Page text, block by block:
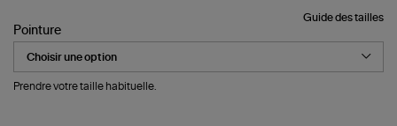
Ebene
Guide des tailles
Pointure
Prendre votre taille habituelle.